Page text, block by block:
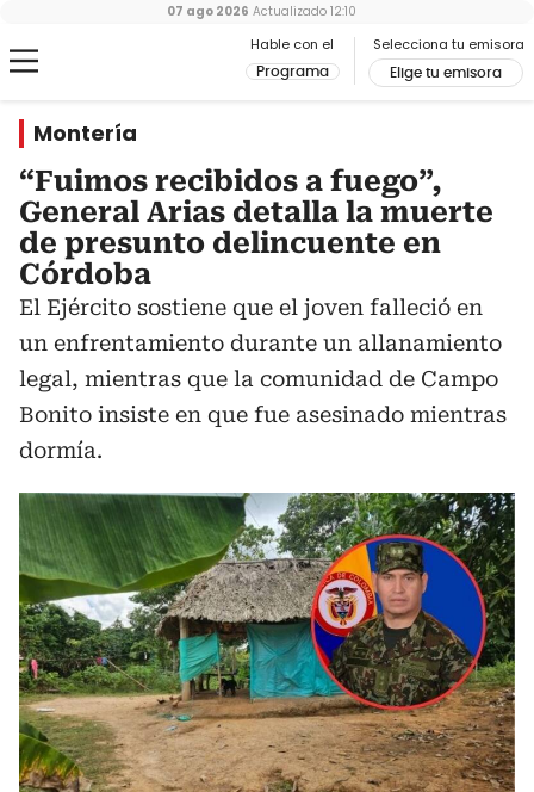
Hable con el
Programa
Selecciona tu emisora
Elige tu emisora
07 ago 2026 Actualizado 12:10
Montería
“Fuimos recibidos a fuego”,
General Arias detalla la muerte
de presunto delincuente en
Córdoba
El Ejército sostiene que el joven falleció en
un enfrentamiento durante un allanamiento
legal, mientras que la comunidad de Campo
Bonito insiste en que fue asesinado mientras
dormía.